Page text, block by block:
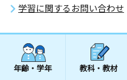
学習に関するお問い合わせ
年齢・学年 教科・教材